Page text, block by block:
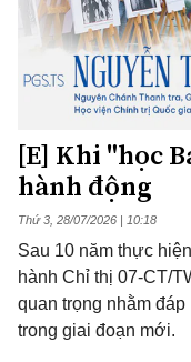
[E] Khi "học
hành động
Thứ 3, 28/07/2026 | 10:18
Sau 10 năm thực
hành Chỉ thị 07-CT/
quan trọng nhằm
trong giai đoạn mới.